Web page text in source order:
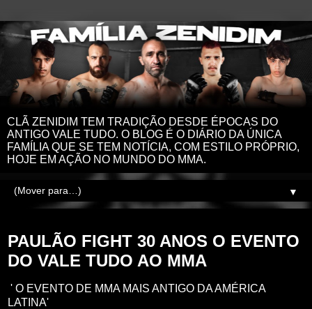
CLÃ ZENIDIM TEM TRADIÇÃO DESDE ÉPOCAS DO
ANTIGO VALE TUDO. O BLOG É O DIÁRIO DA ÚNICA
FAMÍLIA QUE SE TEM NOTÍCIA, COM ESTILO PRÓPRIO,
HOJE EM AÇÃO NO MUNDO DO MMA.
▼
PAULÃO FIGHT 30 ANOS O EVENTO
DO VALE TUDO AO MMA
' O EVENTO DE MMA MAIS ANTIGO DA AMÉRICA
LATINA'